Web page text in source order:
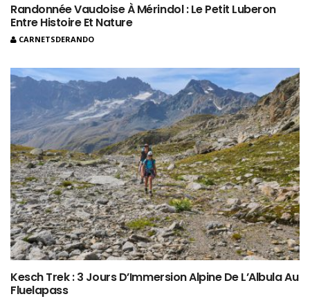
Randonnée Vaudoise À Mérindol : Le Petit Luberon
Entre Histoire Et Nature
CARNETSDERANDO
Kesch Trek : 3 Jours D’Immersion Alpine De L’Albula Au
Fluelapass